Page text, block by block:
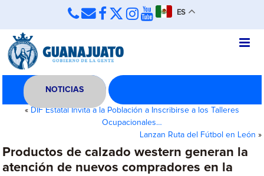
ES
NOTICIAS
« DIF Estatal Invita a la Población a Inscribirse a los Talleres
Ocupacionales…
Lanzan Ruta del Fútbol en León »
Productos de calzado western generan la
atención de nuevos compradores en la